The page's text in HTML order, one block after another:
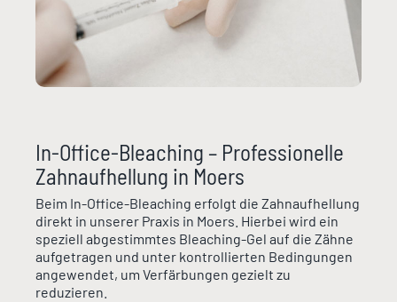
In-Office-Bleaching – Professionelle
Zahnaufhellung in Moers
Beim In-Office-Bleaching erfolgt die Zahnaufhellung
direkt in unserer Praxis in Moers. Hierbei wird ein
speziell abgestimmtes Bleaching-Gel auf die Zähne
aufgetragen und unter kontrollierten Bedingungen
angewendet, um Verfärbungen gezielt zu
reduzieren.